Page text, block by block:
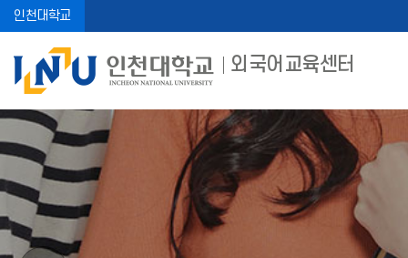
인천대학교
외국어교육센터